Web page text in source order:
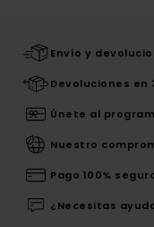
Envío y
Devoluciones en
Únete al
Nuestro
Pago 100%
¿Necesitas